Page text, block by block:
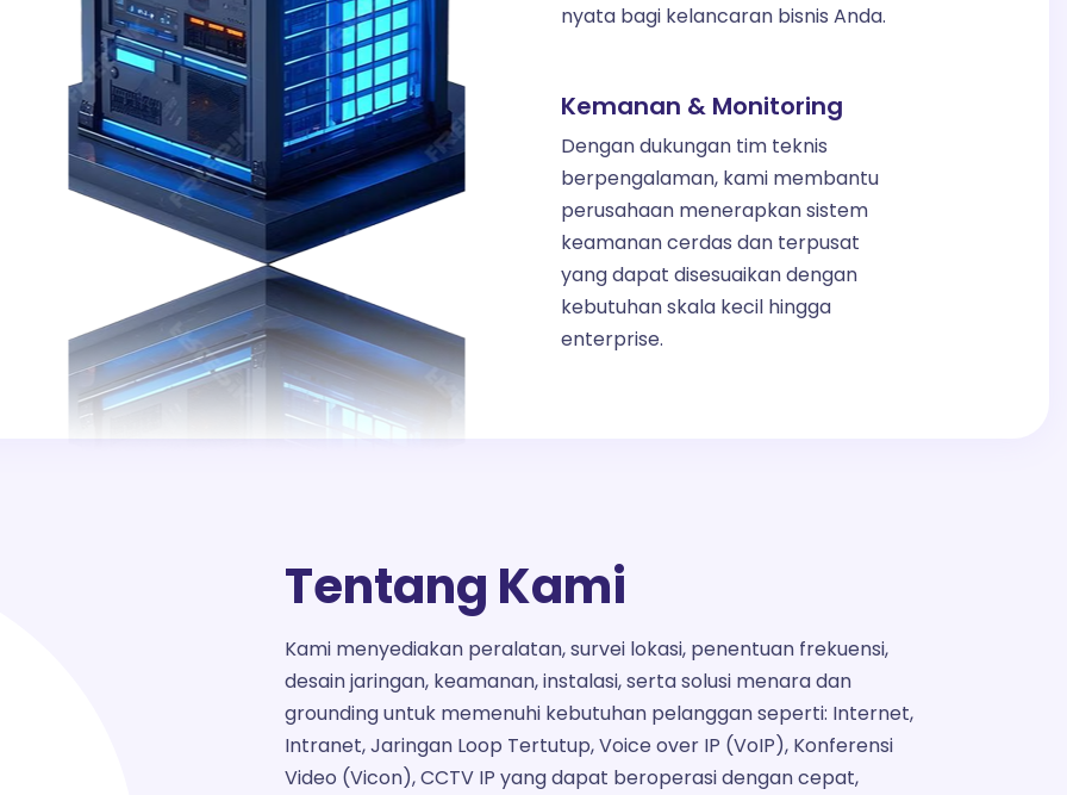
nyata bagi kelancaran bisnis Anda.
Kemanan & Monitoring
Dengan dukungan tim teknis
berpengalaman, kami membantu
perusahaan menerapkan sistem
keamanan cerdas dan terpusat
yang dapat disesuaikan dengan
kebutuhan skala kecil hingga
enterprise.
Tentang Kami
Kami menyediakan peralatan, survei lokasi, penentuan frekuensi,
desain jaringan, keamanan, instalasi, serta solusi menara dan
grounding untuk memenuhi kebutuhan pelanggan seperti: Internet,
Intranet, Jaringan Loop Tertutup, Voice over IP (VoIP), Konferensi
Video (Vicon), CCTV IP yang dapat beroperasi dengan cepat,